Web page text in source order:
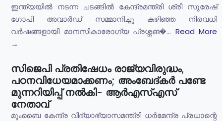
ഇന്ത്യയിൽ നടന്ന ചടങ്ങിൽ കേന്ദ്രമന്ത്രി ശ്രീ സുരേഷ്
ഗോപി അവാർഡ് സമ്മാനിച്ചു കഴിഞ്ഞ നിരവധി
വർഷങ്ങളായി മാനസികാരോഗ്യ പ്രശ്നങ�... Read More
→
സിജെപി പ്രതിഷേധം രാജ്യവിരുദ്ധം,
പഠനവിധേയമാക്കണം; അംബേദ്കർ പണ്ടേ
മുന്നറിയിപ്പ് നൽകി- ആർഎസ്എസ്
നേതാവ്
മുംബൈ കേന്ദ്ര വിദ്യാഭ്യാസമന്ത്രി ധർമേന്ദ്ര പ്രധാന്റെ